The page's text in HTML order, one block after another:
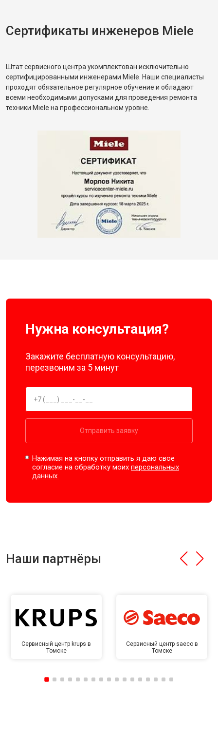
Сертификаты инженеров Miele
Штат сервисного центра укомплектован исключительно
сертифицированными инженерами Miele. Наши специалисты
проходят обязательное регулярное обучение и обладают
всеми необходимыми допусками для проведения ремонта
техники Miele на профессиональном уровне.
Нужна консультация?
Закажите бесплатную консультацию,
перезвоним за 5 минут
Отправить заявку
Нажимая на кнопку отправить я даю свое
согласие на обработку моихперсональных
данных.
Наши партнёры
Сервисный центр krups в
Томске
Сервисный центр saeco в
Томске